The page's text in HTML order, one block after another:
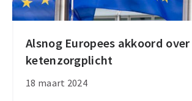
Alsnog Europees akkoord over
ketenzorgplicht
18 maart 2024
Alsnog
Europees
akkoord